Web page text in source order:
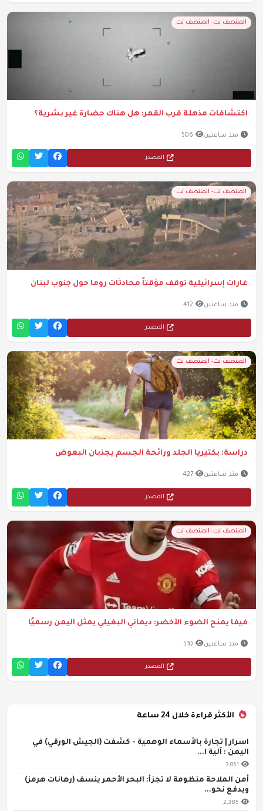
المنتصف نت- المنتصف نت
اكتشافات مذهلة قرب القمر: هل هناك حضارة غير بشرية؟
منذ ساعتين 506
المصدر
المنتصف نت- المنتصف نت
غارات إسرائيلية توقف مؤقتاً محادثات روما حول جنوب لبنان
منذ ساعتين 412
المصدر
المنتصف نت- المنتصف نت
دراسة: بكتيريا الجلد ورائحة الجسم يجذبان البعوض
منذ ساعتين 427
المصدر
المنتصف نت- المنتصف نت
فيفا يمنح الضوء الأخضر: ديماني البغيلي يمثل اليمن رسميًا
منذ ساعتين 510
المصدر
الأكثر قراءة خلال 24 ساعة
اسرار | تجارة بالأسماء الوهمية - كشفت (الجيش الورقي) في
اليمن : آلية ا...
3,051
أمن الملاحة منظومة لا تجزأ: البحر الأحمر ينسف (رهانات هرمز)
ويدفع نحو...
2,385